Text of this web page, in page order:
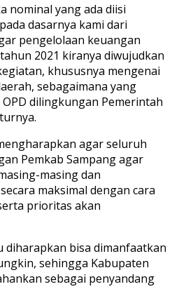
nominal yang ada diisi
dasarnya kami dari
pengelolaan keuangan
2021 kiranya diwujudkan
khususnya mengenai
sebagaimana yang
dilingkungan Pemerintah
agar seluruh
Pemkab Sampang agar
masing dan
maksimal dengan cara
prioritas akan
diharapkan bisa dimanfaatkan
sehingga Kabupaten
sebagai penyandang